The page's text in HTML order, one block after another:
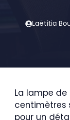
Laëtitia
La lampe
centimètres
pour un